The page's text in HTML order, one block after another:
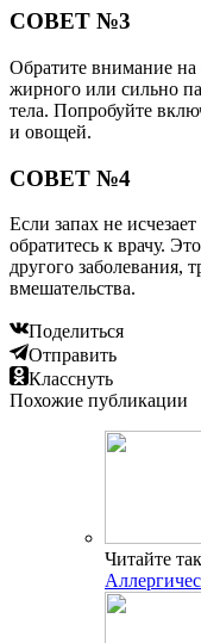
СОВЕТ №3
Обратите внимание на
жирного или сильно
тела. Попробуйте
и овощей.
СОВЕТ №4
Если запах не
обратитесь к врачу.
другого заболевания,
вмешательства.
Поделиться
Отправить
Класснуть
Похожие публикации
Читайте